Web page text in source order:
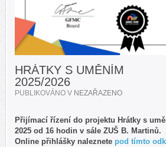
HRÁTKY S UMĚNÍM
2025/2026
PUBLIKOVÁNO V NEZAŘAZENO
Přijímací řízení do projektu Hrátky s
2025 od 16 hodin v sále ZUŠ B. Martinů.
Online přihlášky naleznete pod tímto